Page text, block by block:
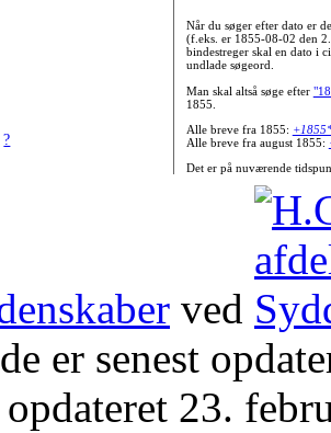
?
Når du søger efter dato er
(f.eks. er 1855-08-02 den
bindestreger skal en dato i
undlade søgeord.
Man skal altså søge efter
1855.
Alle breve fra 1855:
Alle breve fra august 1855:
Det er på nuværende
ved
er senest
opdateret 23.